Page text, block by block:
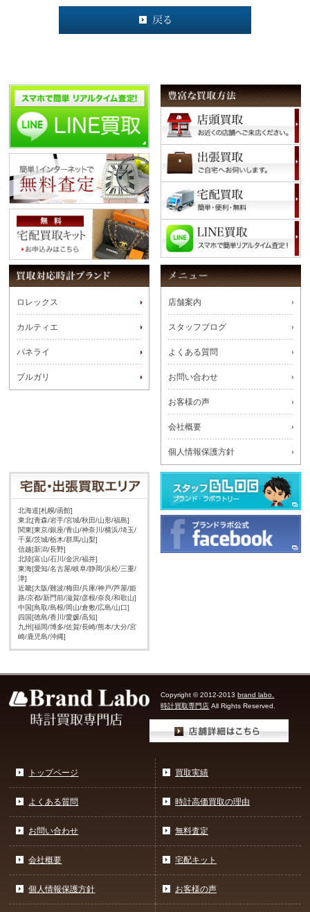
ロレックス
カルティエ
パネライ
ブルガリ
店舗案内
スタッフブログ
よくある質問
お問い合わせ
お客様の声
会社概要
個人情報保護方針
北海道[札幌/函館]
東北[青森/岩手/宮城/秋田/山形/福島]
関東[東京/銀座/青山/神奈川/横浜/埼玉/
千葉/茨城/栃木/群馬/山梨]
信越[新潟/長野]
北陸[富山/石川/金沢/福井]
東海[愛知/名古屋/岐阜/静岡/浜松/三重/
津]
近畿[大阪/難波/梅田/兵庫/神戸/芦屋/姫
路/京都/新門前/滋賀/彦根/奈良/和歌山]
中国[鳥取/島根/岡山/倉敷/広島/山口]
四国[徳島/香川/愛媛/高知]
九州[福岡/博多/佐賀/長崎/熊本/大分/宮
崎/鹿児島/沖縄]
Copyright © 2012-2013brand labo.
時計買取専門店 All Rights Reserved.
トップページ
よくある質問
お問い合わせ
会社概要
個人情報保護方針
買取実績
時計高価買取の理由
無料査定
宅配キット
お客様の声